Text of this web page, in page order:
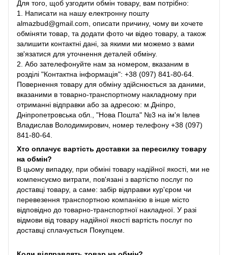
Для того, щоб узгодити обмін товару, вам потрібно:
1. Написати на нашу електронну пошту
almazbud@gmail.com, описати причину, чому ви хочете
обміняти товар, та додати фото чи відео товару, а також
залишити контактні дані, за якими ми можемо з вами
зв'язатися для уточнення деталей обміну.
2. Або зателефонуйте нам за номером, вказаним в
розділі "Контактна інформація": +38 (097) 841-80-64.
Повернення товару для обміну здійснюється за даними,
вказаними в товарно-транспортному накладному при
отриманні відправки або за адресою: м.Дніпро,
Дніпропетровська обл., "Нова Пошта" №3 на ім'я Івлев
Владислав Володимирович, номер телефону +38 (097)
841-80-64.
Хто оплачує вартість доставки за пересилку товару
на обмін?
В цьому випадку, при обміні товару надійної якості, ми не
компенсуємо витрати, пов'язані з вартістю послуг по
доставці товару, а саме: забір відправки кур'єром чи
перевезення транспортною компанією в інше місто
відповідно до товарно-транспортної накладної. У разі
відмови від товару надійної якості вартість послуг по
доставці сплачується Покупцем.